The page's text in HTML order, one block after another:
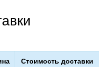
Стоимость доставки